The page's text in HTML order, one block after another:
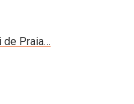
de Praia…